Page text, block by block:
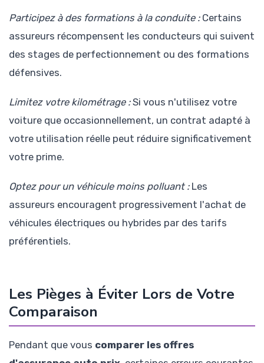
Participez à des formations à la conduite :Certains
assureurs récompensent les conducteurs qui suivent
des stages de perfectionnement ou des formations
défensives.
Limitez votre kilométrage :Si vous n'utilisez votre
voiture que occasionnellement, un contrat adapté à
votre utilisation réelle peut réduire significativement
votre prime.
Optez pour un véhicule moins polluant :Les
assureurs encouragent progressivement l'achat de
véhicules électriques ou hybrides par des tarifs
préférentiels.
Les Pièges à Éviter Lors de Votre
Comparaison
Pendant que vous comparer les offres